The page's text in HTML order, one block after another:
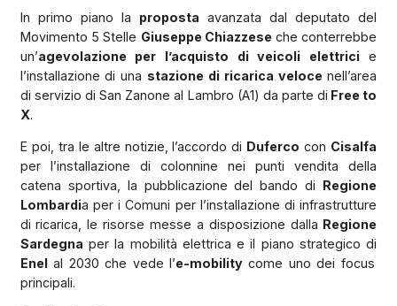
In primo piano la proposta avanzata dal deputato del
Movimento 5 Stelle Giuseppe Chiazzese che conterrebbe
un’agevolazione per l’acquisto di veicoli elettricie
l’installazione di una stazione di ricarica veloce nell’area
di servizio di San Zanone al Lambro (A1) da parte di Free to
X.
E poi, tra le altre notizie, l’accordo di Duferco con Cisalfa
per l’installazione di colonnine nei punti vendita della
catena sportiva, la pubblicazione del bando di Regione
Lombardia per i Comuni per l’installazione di infrastrutture
di ricarica, le risorse messe a disposizione dalla Regione
Sardegna per la mobilità elettrica e il piano strategico di
Enelal 2030 che vede l’e-mobility come uno dei focus
principali.